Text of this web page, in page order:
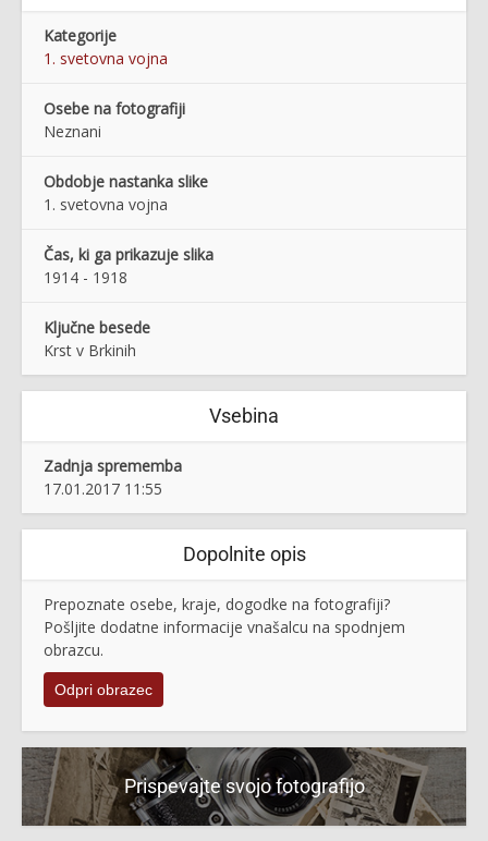
Kategorije
1. svetovna vojna
Osebe na fotografiji
Neznani
Obdobje nastanka slike
1. svetovna vojna
Čas, ki ga prikazuje slika
1914 - 1918
Ključne besede
Krst v Brkinih
Vsebina
Zadnja sprememba
17.01.2017 11:55
Dopolnite opis
Prepoznate osebe, kraje, dogodke na fotografiji?
Pošljite dodatne informacije vnašalcu na spodnjem
obrazcu.
Odpri obrazec
Prispevajte svojo fotografijo